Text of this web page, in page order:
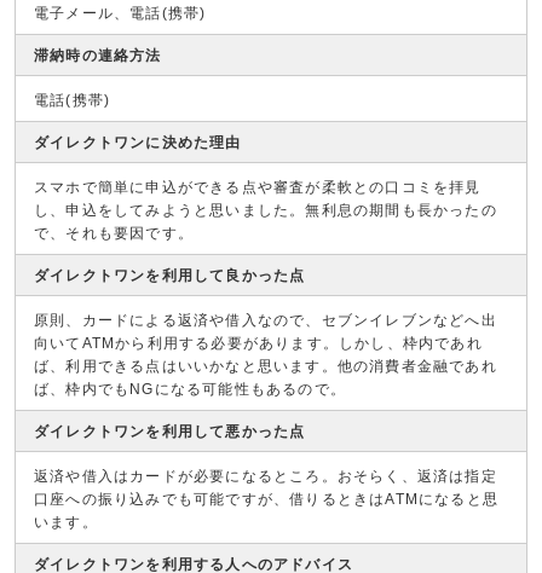
電子メール、電話(携帯)
滞納時の連絡方法
電話(携帯)
ダイレクトワンに決めた理由
スマホで簡単に申込ができる点や審査が柔軟との口コミを拝見
し、申込をしてみようと思いました。無利息の期間も長かったの
で、それも要因です。
ダイレクトワンを利用して良かった点
原則、カードによる返済や借入なので、セブンイレブンなどへ出
向いてATMから利用する必要があります。しかし、枠内であれ
ば、利用できる点はいいかなと思います。他の消費者金融であれ
ば、枠内でもNGになる可能性もあるので。
ダイレクトワンを利用して悪かった点
返済や借入はカードが必要になるところ。おそらく、返済は指定
口座への振り込みでも可能ですが、借りるときはATMになると思
います。
ダイレクトワンを利用する人へのアドバイス